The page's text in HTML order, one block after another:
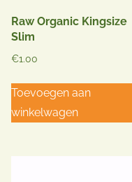
Raw Organic Kingsize
Slim
€1.00
Toevoegen aan
winkelwagen